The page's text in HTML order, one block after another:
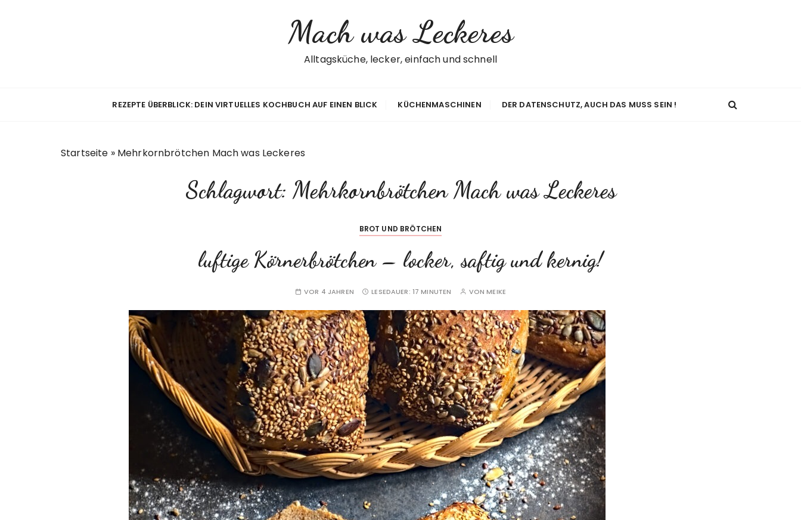
Mach was Leckeres
Alltagsküche, lecker, einfach und schnell
REZEPTE ÜBERBLICK: DEIN VIRTUELLES KOCHBUCH AUF EINEN BLICK KÜCHENMASCHINEN DER DATENSCHUTZ, AUCH DAS MUSS SEIN !
Startseite » Mehrkornbrötchen Mach was Leckeres
Schlagwort: Mehrkornbrötchen Mach was Leckeres
BROT UND BRÖTCHEN
luftige Körnerbrötchen – locker, saftig und kernig!
VOR 4 JAHREN LESEDAUER: 17 MINUTEN VONMEIKE